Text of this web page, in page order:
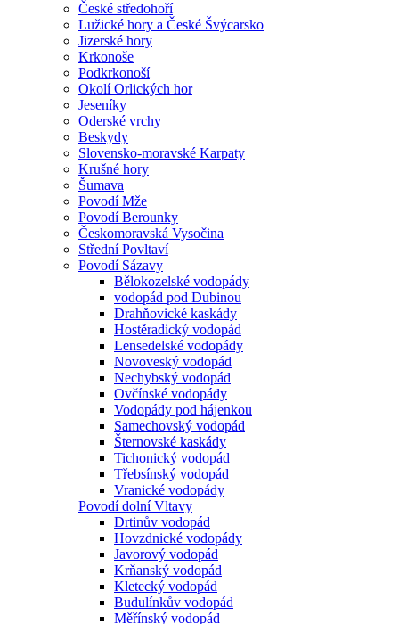
České středohoří
Lužické hory a České Švýcarsko
Jizerské hory
Krkonoše
Podkrkonoší
Okolí Orlických hor
Jeseníky
Oderské vrchy
Beskydy
Slovensko-moravské Karpaty
Krušné hory
Šumava
Povodí Mže
Povodí Berounky
Českomoravská Vysočina
Střední Povltaví
Povodí Sázavy
Bělokozelské vodopády
vodopád pod Dubinou
Drahňovické kaskády
Hostěradický vodopád
Lensedelské vodopády
Novoveský vodopád
Nechybský vodopád
Ovčínské vodopády
Vodopády pod hájenkou
Samechovský vodopád
Šternovské kaskády
Tichonický vodopád
Třebsínský vodopád
Vranické vodopády
Povodí dolní Vltavy
Drtinův vodopád
Hovzdnické vodopády
Javorový vodopád
Krňanský vodopád
Kletecký vodopád
Budulínkův vodopád
Měřínský vodopád